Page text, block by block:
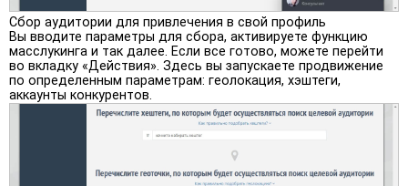
Сбор аудитории для привлечения в свой профиль
Вы вводите параметры для сбора, активируете функцию
масслукинга и так далее. Если все готово, можете перейти
во вкладку «Действия». Здесь вы запускаете продвижение
по определенным параметрам: геолокация, хэштеги,
аккаунты конкурентов.